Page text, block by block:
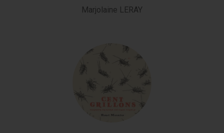
Marjolaine LERAY